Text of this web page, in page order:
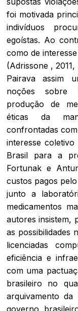
foi motivada
indivíduos
egoístas. Ao
como de
(Adrissone , 2011,
Pairava assim
noções sobre
produção de
éticas da
confrontadas
interesse
Brasil para a
Fortunak e
custos pagos
junto a
medicamentos
autores insistem,
as possibilidades
licenciadas
eficiência e
com uma
brasileiro no
arquivamento
governo